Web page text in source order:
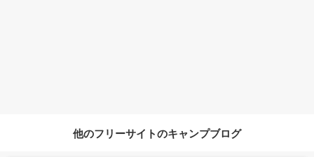
他のフリーサイトのキャンプブログ